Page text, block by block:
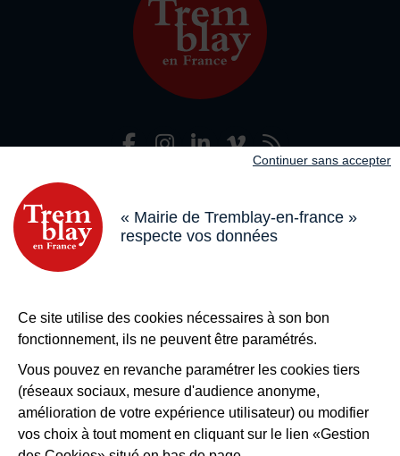
« Mairie de Tremblay-en-france »
respecte vos données
Ce site utilise des cookies nécessaires à son bon
fonctionnement, ils ne peuvent être paramétrés.
Vous pouvez en revanche paramétrer les cookies tiers
(réseaux sociaux, mesure d'audience anonyme,
amélioration de votre expérience utilisateur) ou modifier
vos choix à tout moment en cliquant sur le lien «Gestion
Continuer sans accepter
Nous suivre
Facebook
InstagramLinkedIn
Adresse dans le pied de page
18 boulevard de l’Hôtel de Ville, 93290 Tremblay-en-France
Horaires
Du lundi au vendredi de 8h30 à 12h et de 13h à 17h
Le samedi de 8h30 à 12h
Bouton contacterNous contacter
Plus deTremblay !
S’inscrire à la newsletter
Nos autres sites